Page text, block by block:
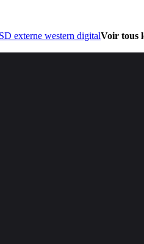
externe western digitalVoir tous